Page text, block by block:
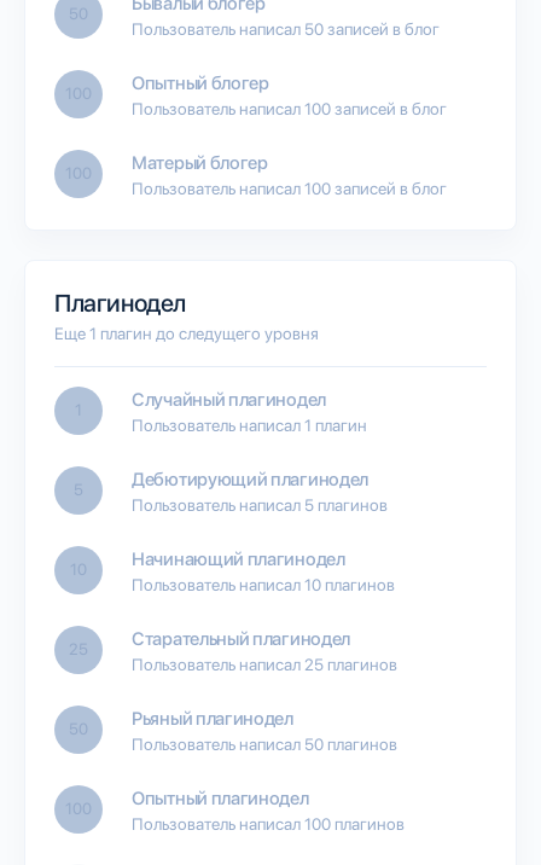
50
Пользователь написал 50 записей в блог
100 Опытный блогер
Пользователь написал 100 записей в блог
100 Матерый блогер
Пользователь написал 100 записей в блог
Плагинодел
Еще 1 плагин до следущего уровня
1 Случайный плагинодел
Пользователь написал 1 плагин
5 Дебютирующий плагинодел
Пользователь написал 5 плагинов
10 Начинающий плагинодел
Пользователь написал 10 плагинов
25 Старательный плагинодел
Пользователь написал 25 плагинов
50 Рьяный плагинодел
Пользователь написал 50 плагинов
100 Опытный плагинодел
Пользователь написал 100 плагинов